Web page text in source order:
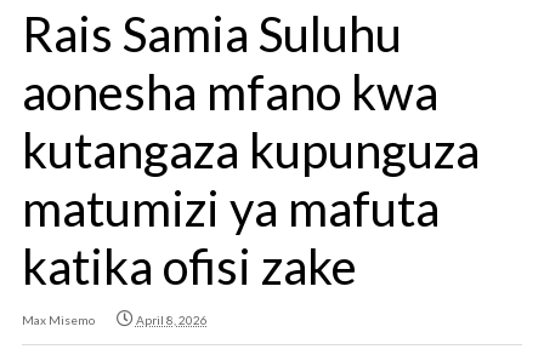
Rais Samia Suluhu
aonesha mfano kwa
kutangaza kupunguza
matumizi ya mafuta
katika ofisi zake
Max Misemo April 8, 2026